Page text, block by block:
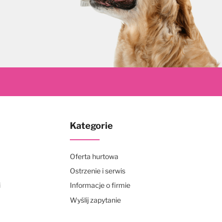
Kategorie
Oferta hurtowa
Ostrzenie i serwis
Informacje o firmie
Wyślij zapytanie